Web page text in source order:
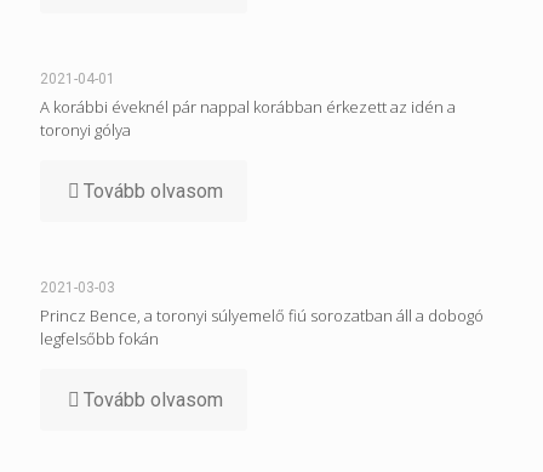
2021-04-01
A korábbi éveknél pár nappal korábban érkezett az idén a
toronyi gólya
Tovább olvasom
2021-03-03
Princz Bence, a toronyi súlyemelő fiú sorozatban áll a dobogó
legfelsőbb fokán
Tovább olvasom